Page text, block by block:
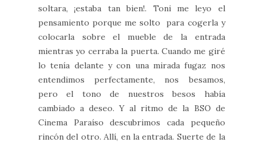
soltara, ¡estaba tan bien!. Toni me leyo el
pensamiento porque me solto para cogerla y
colocarla sobre el mueble de la entrada
mientras yo cerraba la puerta. Cuando me giré
lo tenía delante y con una mirada fugaz nos
entendimos perfectamente, nos besamos,
pero el tono de nuestros besos había
cambiado a deseo. Y al ritmo de la BSO de
Cinema Paraíso descubrimos cada pequeño
rincón del otro. Allí, en la entrada. Suerte de la